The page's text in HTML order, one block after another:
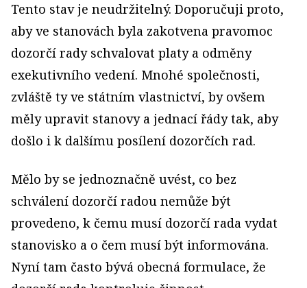
Tento stav je neudržitelný. Doporučuji proto,
aby ve stanovách byla zakotvena pravomoc
dozorčí rady schvalovat platy a odměny
exekutivního vedení. Mnohé společnosti,
zvláště ty ve státním vlastnictví, by ovšem
měly upravit stanovy a jednací řády tak, aby
došlo i k dalšímu posílení dozorčích rad.
Mělo by se jednoznačně uvést, co bez
schválení dozorčí radou nemůže být
provedeno, k čemu musí dozorčí rada vydat
stanovisko a o čem musí být informována.
Nyní tam často bývá obecná formulace, že